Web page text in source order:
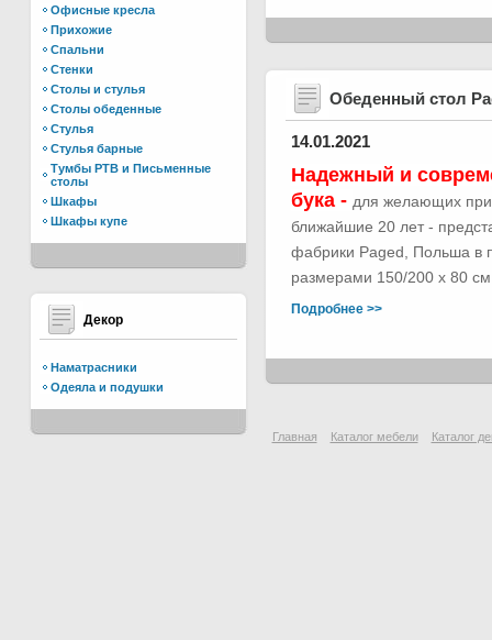
Офисные кресла
Прихожие
Спальни
Стенки
Столы и стулья
Столы обеденные
Стулья
Стулья барные
Тумбы РТВ и Письменные
столы
Шкафы
Шкафы купе
Декор
Наматрасники
Одеяла и подушки
Обеденный стол
14.01.2021
Надежный и
бука - для желающих
ближайшие 20 лет -
фабрики Paged, Польша в
размерами 150/200 х 80
Подробнее >>
Главная Каталог мебели Каталог